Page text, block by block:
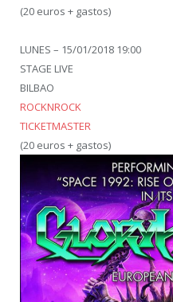
(20 euros + gastos)
LUNES – 15/01/2018 19:00
STAGE LIVE
BILBAO
ROCKNROCK
TICKETMASTER
(20 euros + gastos)